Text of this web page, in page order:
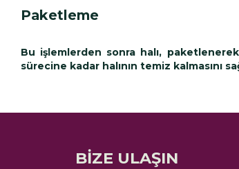
Paketleme
Bu işlemlerden sonra halı,
sürecine kadar halının temiz kalmasını
BİZE ULAŞIN